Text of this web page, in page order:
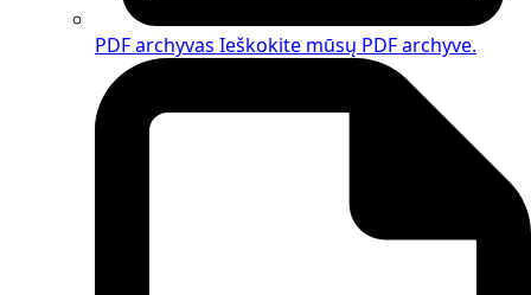
PDF archyvas Ieškokite mūsų PDF archyve.